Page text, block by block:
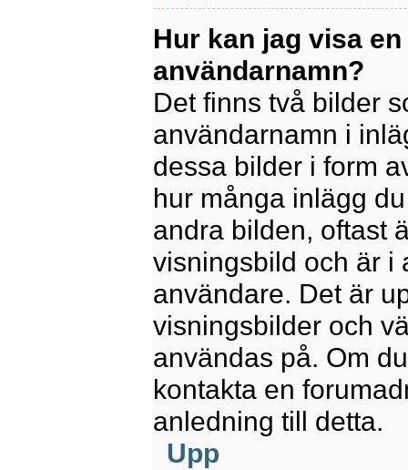
Hur kan jag visa
användarnamn?
Det finns två bilder
användarnamn i
dessa bilder i form
hur många inlägg
andra bilden, oftast
visningsbild och är i
användare. Det är
visningsbilder och
användas på. Om
kontakta en
anledning till detta.
Upp